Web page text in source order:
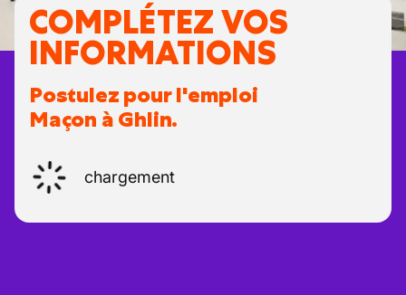
COMPLÉTEZ VOS
INFORMATIONS
Postulez pour l'emploi
Maçon à Ghlin.
chargement